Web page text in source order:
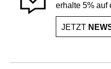
erhalte 5% auf
JETZT